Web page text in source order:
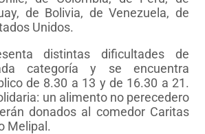
de Bolivia, de Venezuela, de
Unidos.
distintas dificultades de
categoría y se encuentra
de 8.30 a 13 y de 16.30 a 21.
un alimento no perecedero
donados al comedor Caritas
Melipal.